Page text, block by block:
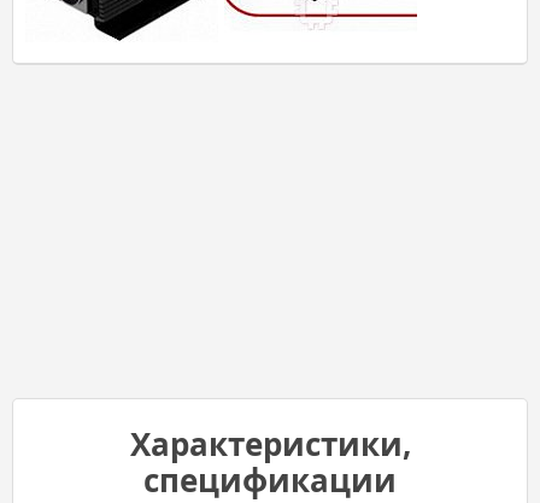
Характеристики,
спецификации